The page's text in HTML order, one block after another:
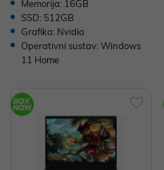
Memorija: 16GB
SSD: 512GB
Grafika: Nvidia
Operativni sustav: Windows
11 Home